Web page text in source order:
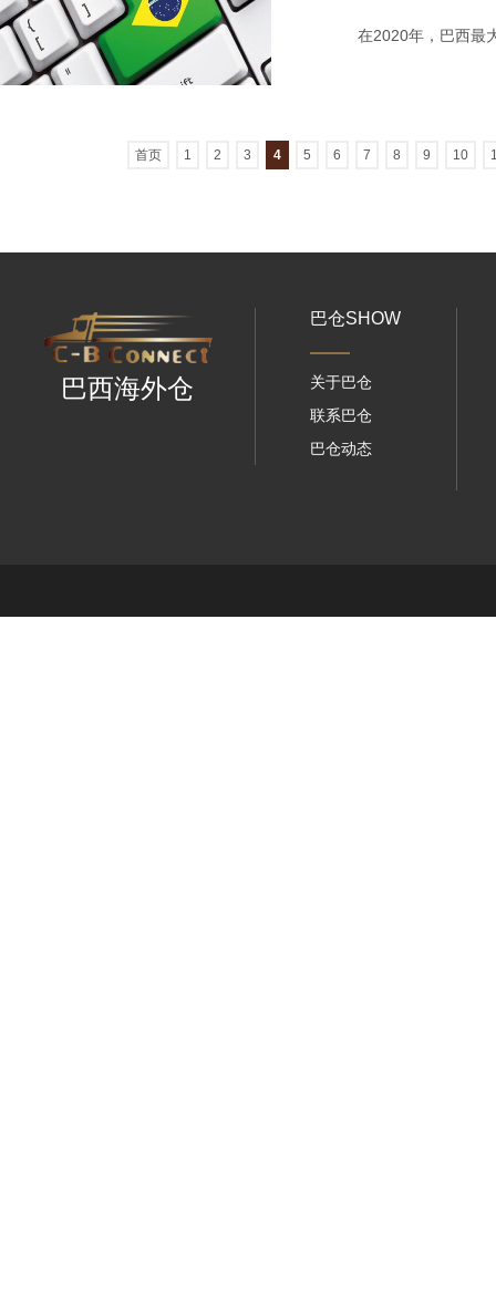
在2020年，巴西最大
首页 1 2 3 4 5 6 7 8 9 10
巴西海外仓
巴仓SHOW
关于巴仓
联系巴仓
巴仓动态